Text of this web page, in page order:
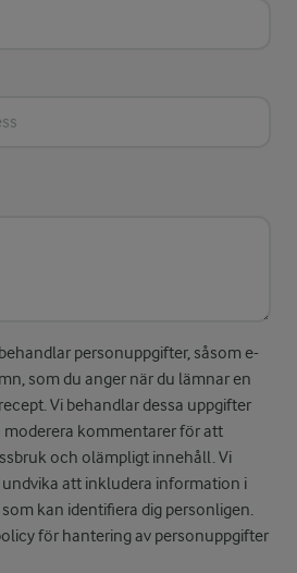
personuppgifter, såsom e-
som du anger när du lämnar en
Vi behandlar dessa uppgifter
kommentarer för att
och olämpligt innehåll. Vi
att inkludera information i
kan identifiera dig personligen.
för hantering av personuppgifter